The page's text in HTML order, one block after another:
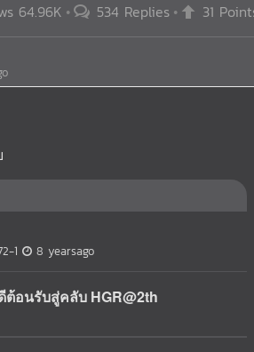
64.96K 534 Replies 31
1 8 yearsago
อนรับสู่คลับ HGR@2th